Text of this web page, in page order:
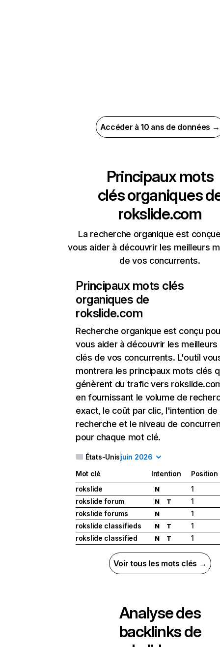
Accéder à 10 ans de données →
Principaux mots
clés organiques
rokslide.com
La recherche organique est
vous aider à découvrir les meilleurs
de vos concurrents.
Principaux mots clés
organiques de
rokslide.com
Recherche organique est conçu
vous aider à découvrir les
clés de vos concurrents. L'outil
montrera les principaux mots clés
génèrent du trafic vers
en fournissant le volume de
exact, le coût par clic, l'intention de
recherche et le niveau de
pour chaque mot clé.
États-Unisjuin 2026
Mot clé Intention
Position
rokslide
N
1
rokslide forum
N T
1
rokslide forums
N
1
rokslide classifieds
N T
1
rokslide classified
N T 1
Voir tous les mots clés →
Analyse des
backlinks de